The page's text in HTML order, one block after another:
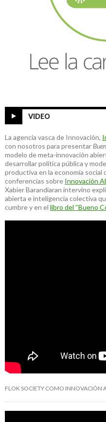
VIDEO
La agencia vasca de Innovación,
con nosotros para presentar
modelo de meta-innovación
desarrollar política pública y
productiva en la economía social
conferencias sobre Innovación
Xabier Barandiaran intervino
abierta e inteligencia colectiva
cumbre y en el libro del “Bueno
FLOK SOCIETY COMO INNOVACIÓN